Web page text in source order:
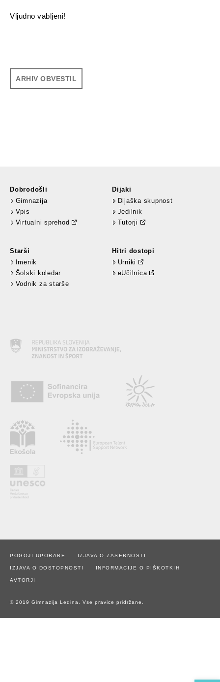
Vljudno vabljeni!
ARHIV OBVESTIL
Dobrodošli
Gimnazija
Vpis
Virtualni sprehod
Dijaki
Dijaška skupnost
Jedilnik
Tutorji
Starši
Imenik
Šolski koledar
Vodnik za starše
Hitri dostopi
Urniki
eUčilnica
POGOJI UPORABE IZJAVA O ZASEBNOSTI
IZJAVA O DOSTOPNOSTI INFORMACIJE O PIŠKOTKIH
AVTORJI
© 2019 Gimnazija Ledina. Vse pravice pridržane.